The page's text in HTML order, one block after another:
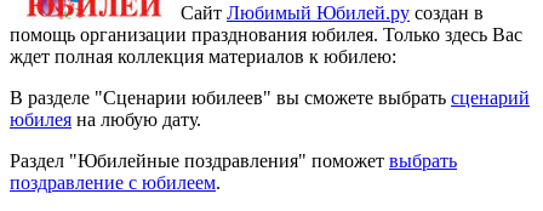
Сайт Любимый Юбилей.ру создан в
помощь организации празднования юбилея. Только здесь Вас
ждет полная коллекция материалов к юбилею:
В разделе "Сценарии юбилеев" вы сможете выбрать сценарий
юбилея на любую дату.
Раздел "Юбилейные поздравления" поможет выбрать
поздравление с юбилеем.